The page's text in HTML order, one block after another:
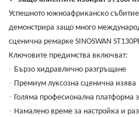
Успешното южноафриканско събитие
демонстрира защо много
сценична ремарке SINOSWAN
Ключовите предимства включват:
· Бързо хидравлично разгръщане
· Премиум луксозна сценична изява
· Голяма професионална платформа
· Намалено време за настройка и